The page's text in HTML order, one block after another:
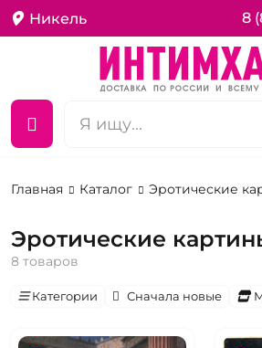
Никель 8
Главная Каталог Эротические
Эротические
8 товаров
Категории Сначала новые